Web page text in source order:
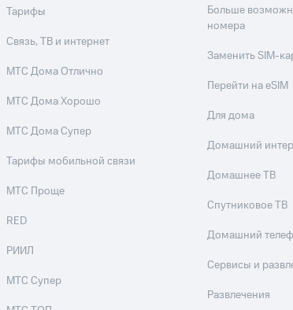
Тарифы
Связь, ТВ и интернет
МТС Дома Отлично
МТС Дома Хорошо
МТС Дома Супер
Тарифы мобильной связи
МТС Проще
RED
РИИЛ
МТС Супер
Больше
номера
Заменить SIM-
Перейти на eSIM
Для дома
Домашний
Домашнее ТВ
Спутниковое ТВ
Домашний
Сервисы и
Развлечения